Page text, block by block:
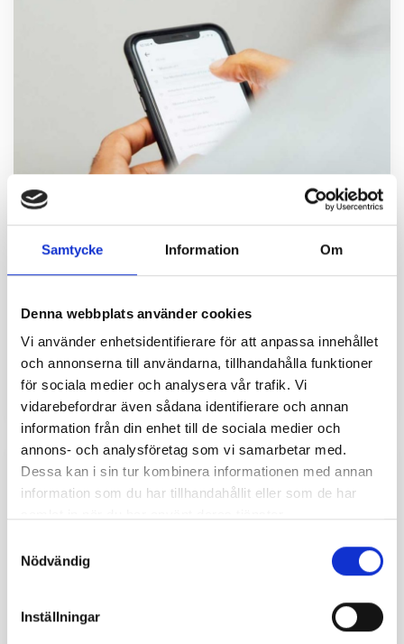
Samtycke Information Om
Denna webbplats använder cookies
Vi använder enhetsidentifierare för att anpassa innehållet
och annonserna till användarna, tillhandahålla funktioner
för sociala medier och analysera vår trafik. Vi
vidarebefordrar även sådana identifierare och annan
information från din enhet till de sociala medier och
annons- och analysföretag som vi samarbetar med.
Dessa kan i sin tur kombinera informationen med annan
information som du har tillhandahållit eller som de har
Nödvändig
Inställningar
Nyheter 2023-12-18
Vad är PBX?
Exchange vilket i sin tur är en telefonväxel
som används för att hantera interna och
externa samtal inom en organisation och
företag. PBX…